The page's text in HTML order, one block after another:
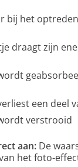
bij het
draagt zijn
een deel
verstrooid
aan: De
het foto-